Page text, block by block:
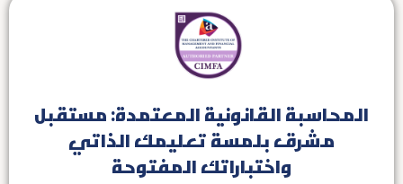
المحاسبة القانونية المعتمدة: مستقبل
مشرق بلمسة تعليمك الذاتي
واختباراتك المفتوحة